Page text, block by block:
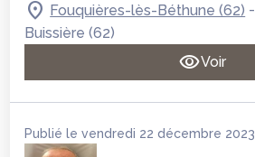
Fouquières-lès-Béthune (62) -
Buissière (62)
Voir
Publié le vendredi 22 décembre 2023